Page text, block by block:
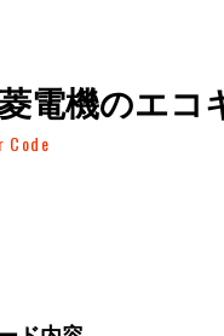
電機のエコ
Code